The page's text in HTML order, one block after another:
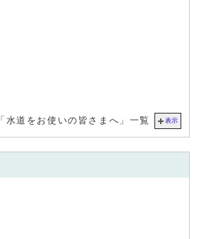
「水道をお使いの皆さまへ」一覧 表示